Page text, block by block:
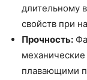
длительному
свойств при
Прочность:
механические
плавающими